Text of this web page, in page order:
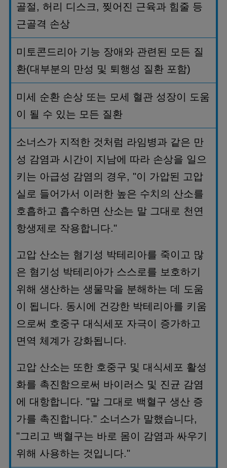
골절 , 허리 디스크 , 찢어진 근육과 힘줄 등
근골격 손상
미토콘드리아 기능 장애 와 관련된 모든 질
환(대부분의 만성 및 퇴행성 질환 포함)
미세 순환 손상 또는 모세 혈관 성장이
도움
이
될 수 있는 모든 질환
소너스가 지적한 것처럼 라임병과 같은 만
성 감염과 시간이 지남에 따라 손상을 일으
키는 아급성 감염의 경우, "이 가압된
고압
실로 들어가서 이러한 높은 수치의 산소를
호흡하고 흡수하면 산소는 말 그대로 천연
항생제로 작용합니다."
고압 산소는 혐기성 박테리아를 죽이고 많
은 혐기성 박테리아가 스스로를 보호하기
위해 생산하는 생물막을 분해하는 데
도움
이
됩니다. 동시에 건강한 박테리아를 키움
으로써 호중구 대식세포 자극이
증가하고
면역 체계가 강화됩니다.
고압 산소는 또한 호중구 및 대식세포 활성
화를 촉진함으로써 바이러스 및 진균 감염
에
대항합니다. "말 그대로 백혈구 생산 증
가를 촉진합니다." 소너스가 말했습니다,
"그리고 백혈구는 바로 몸이 감염과 싸우기
위해 사용하는 것입니다."